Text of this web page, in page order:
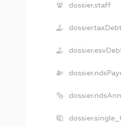
dossier.staff